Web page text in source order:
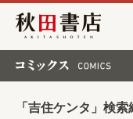
秋田書店
「吉住ケンタ」検索